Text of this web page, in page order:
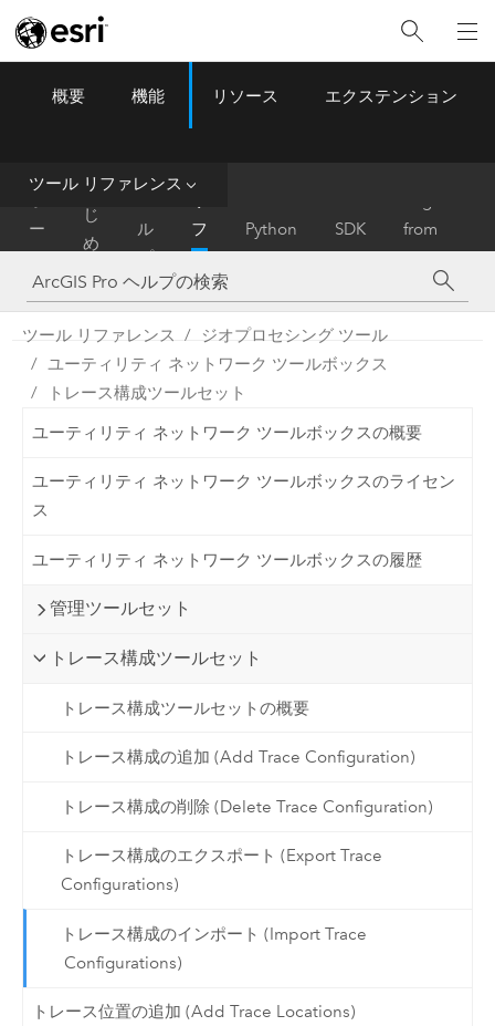
ArcGIS Pro Menu
概要 機能 リソース エクステンション
ツール リファレンス
ー
ム
は
じ
め
に
ル
プ
フ
ァ
レ
ン
ス
Python SDK
from
ArcMap
ツール リファレンス
ジオプロセシング ツール
ユーティリティ ネットワーク ツールボックス
トレース構成ツールセット
ユーティリティ ネットワーク ツールボックスの概要
ユーティリティ ネットワーク ツールボックスのライセン
ス
ユーティリティ ネットワーク ツールボックスの履歴
管理ツールセット
トレース構成ツールセット
トレース構成ツールセットの概要
トレース構成の追加 (Add Trace Configuration)
トレース構成の削除 (Delete Trace Configuration)
トレース構成のエクスポート (Export Trace
Configurations)
トレース構成のインポート (Import Trace
Configurations)
トレース位置の追加 (Add Trace Locations)